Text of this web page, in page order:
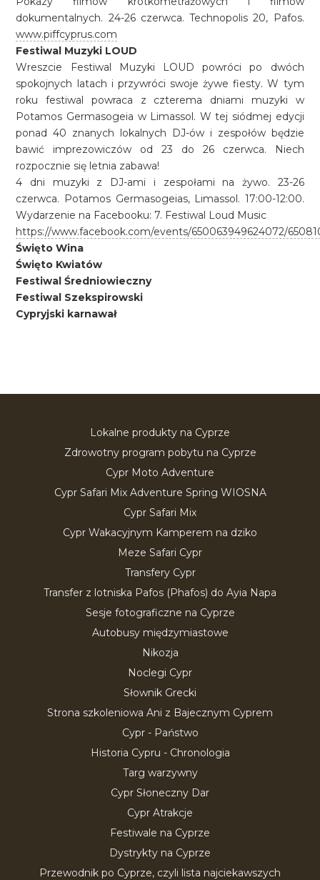
dokumentalnych. 24-26 czerwca. Technopolis 20, Pafos.
www.piffcyprus.com
Festiwal Muzyki LOUD
Wreszcie Festiwal Muzyki LOUD powróci po dwóch
spokojnych latach i przywróci swoje żywe fiesty. W tym
roku festiwal powraca z czterema dniami muzyki w
Potamos Germasogeia w Limassol. W tej siódmej edycji
ponad 40 znanych lokalnych DJ-ów i zespołów będzie
bawić imprezowiczów od 23 do 26 czerwca. Niech
rozpocznie się letnia zabawa!
4 dni muzyki z DJ-ami i zespołami na żywo. 23-26
czerwca. Potamos Germasogeias, Limassol. 17:00-12:00.
Wydarzenie na Facebooku: 7. Festiwal Loud Music
https://www.facebook.com/events/650063949624072/
Święto Wina
Święto Kwiatów
Festiwal Średniowieczny
Festiwal Szekspirowski
Cypryjski karnawał
Lokalne produkty na Cyprze
Zdrowotny program pobytu na Cyprze
Cypr Moto Adventure
Cypr Safari Mix Adventure Spring WIOSNA
Cypr Safari Mix
Cypr Wakacyjnym Kamperem na dziko
Meze Safari Cypr
Transfery Cypr
Transfer z lotniska Pafos (Phafos) do Ayia Napa
Sesje fotograficzne na Cyprze
Autobusy międzymiastowe
Nikozja
Noclegi Cypr
Słownik Grecki
Strona szkoleniowa Ani z Bajecznym Cyprem
Cypr - Państwo
Historia Cypru - Chronologia
Targ warzywny
Cypr Słoneczny Dar
Cypr Atrakcje
Festiwale na Cyprze
Dystrykty na Cyprze
Przewodnik po Cyprze, czyli lista najciekawszych